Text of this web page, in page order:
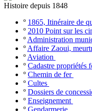
Histoire depuis 1848
º 1865, Itinéraire de
º 2010 Point sur les
º Administration
º Affaire Zaoui,
º Aviation
º Cadastre propriétés
º Chemin de fer
º Cultes
º Dossiers de
º Enseignement
º Gendarmerie